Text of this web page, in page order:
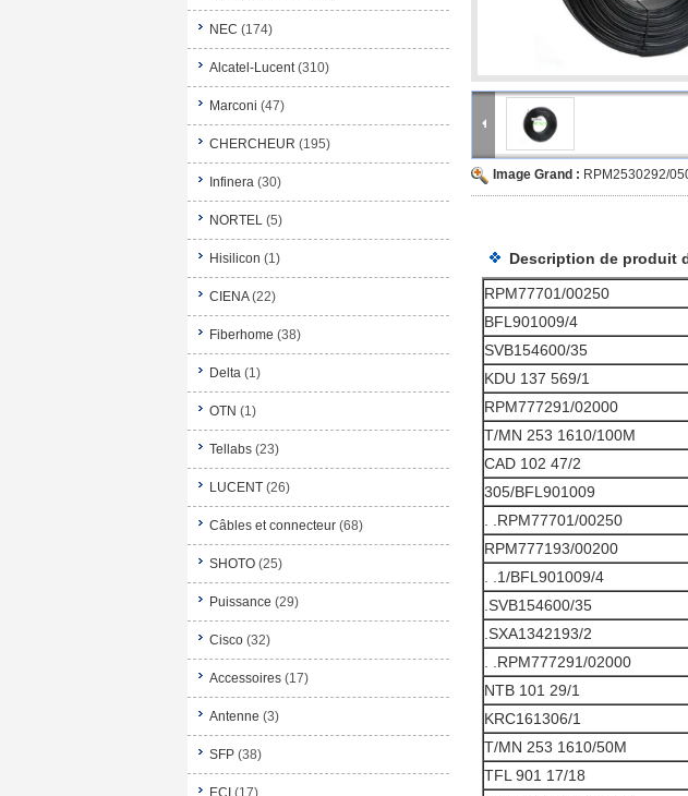
NEC (174)
Alcatel-Lucent (310)
Marconi (47)
CHERCHEUR (195)
Infinera (30)
NORTEL (5)
Hisilicon (1)
CIENA (22)
Fiberhome (38)
Delta (1)
OTN (1)
Tellabs (23)
LUCENT (26)
Câbles et connecteur (68)
SHOTO (25)
Puissance (29)
Cisco (32)
Accessoires (17)
Antenne (3)
SFP (38)
ECI (17)
Image Grand : RPM2530292/
Description de produit
RPM77701/00250
BFL901009/4
SVB154600/35
KDU 137 569/1
RPM777291/02000
T/MN 253 1610/100M
CAD 102 47/2
305/BFL901009
. .RPM77701/00250
RPM777193/00200
. .1/BFL901009/4
.SVB154600/35
.SXA1342193/2
. .RPM777291/02000
NTB 101 29/1
KRC161306/1
T/MN 253 1610/50M
TFL 901 17/18